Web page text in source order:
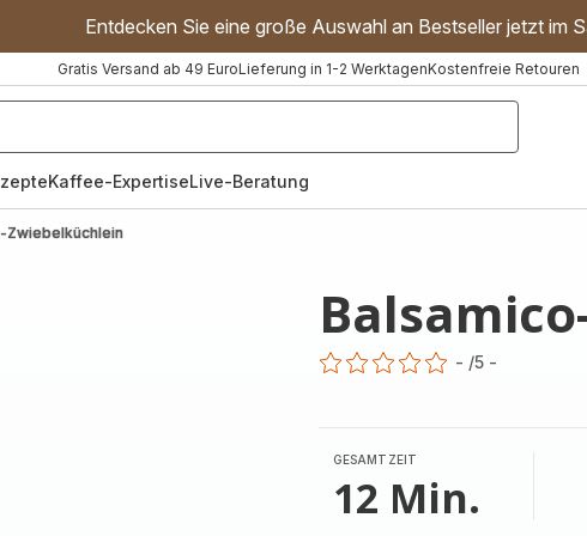
Entdecken Sie eine große Auswahl an Bestseller jetzt im
Gratis Versand ab 49 EuroLieferung in 1-2 WerktagenKostenfreie Retouren
Kaffee-ExpertiseLive-Beratung
Zwiebelküchlein
- /5 -
GESAMTZEIT
12 Min.